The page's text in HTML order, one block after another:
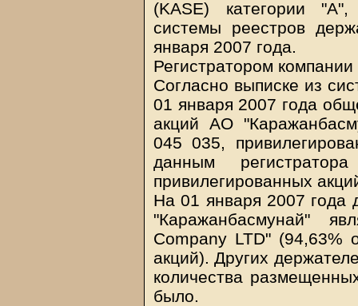
(KASE) категории
системы реестров
января 2007 года.
Регистратором
Согласно выписке из
01 января 2007 года
акций АО
045 035,
данным
привилегированных
На 01 января 2007 года
"Каражанбасмунай"
Company LTD" (94,63%
акций). Других
количества
было.